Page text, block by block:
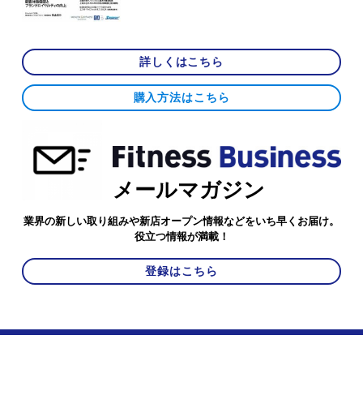
詳しくはこちら
購入方法はこちら
メールマガジン
業界の新しい取り組みや新店オープン情報などをいち早くお届け。
役立つ情報が満載！
登録はこちら